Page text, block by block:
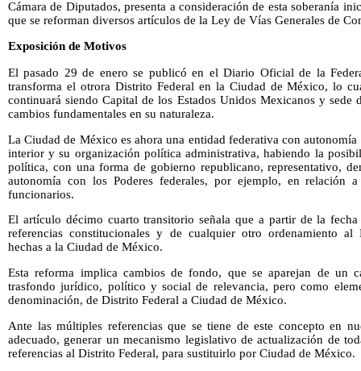
Cámara de Diputados, presenta a consideración de esta soberanía
que se reforman diversos artículos de la Ley de Vías Generales de
Exposición de Motivos
El pasado 29 de enero se publicó en el Diario Oficial de la
transforma el otrora Distrito Federal en la Ciudad de México, lo
continuará siendo Capital de los Estados Unidos Mexicanos y sede
cambios fundamentales en su naturaleza.
La Ciudad de México es ahora una entidad federativa con
interior y su organización política administrativa, habiendo la
política, con una forma de gobierno republicano, representativo,
autonomía con los Poderes federales, por ejemplo, en relación
funcionarios.
El artículo décimo cuarto transitorio señala que a partir de la
referencias constitucionales y de cualquier otro ordenamiento al
hechas a la Ciudad de México.
Esta reforma implica cambios de fondo, que se aparejan de un
trasfondo jurídico, político y social de relevancia, pero como
denominación, de Distrito Federal a Ciudad de México.
Ante las múltiples referencias que se tiene de este concepto en
adecuado, generar un mecanismo legislativo de actualización de
referencias al Distrito Federal, para sustituirlo por Ciudad de México.